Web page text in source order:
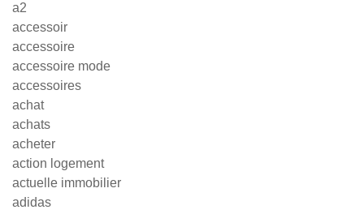
a2
accessoir
accessoire
accessoire mode
accessoires
achat
achats
acheter
action logement
actuelle immobilier
adidas